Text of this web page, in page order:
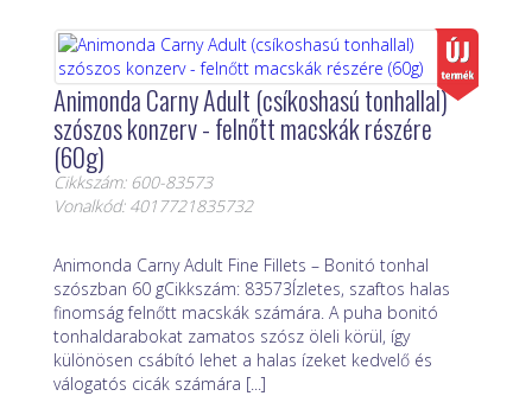
Animonda Carny Adult (csíkoshasú tonhallal)
szószos konzerv - felnőtt macskák részére
(60g)
Cikkszám: 600-83573
Vonalkód: 4017721835732
Animonda Carny Adult Fine Fillets – Bonitó tonhal
szószban 60 gCikkszám: 83573Ízletes, szaftos halas
finomság felnőtt macskák számára. A puha bonitó
tonhaldarabokat zamatos szósz öleli körül, így
különösen csábító lehet a halas ízeket kedvelő és
válogatós cicák számára [...]